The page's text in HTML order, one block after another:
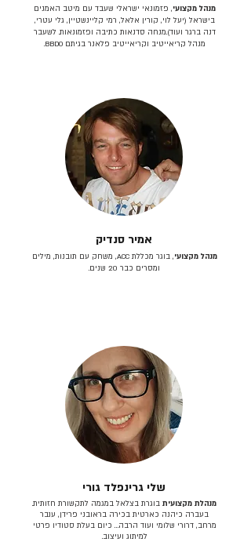
מנהל מקצועי, פזמונאי ישראלי שעבד עם מיטב האמנים
בישראל (יעל לוי, קורין אלאל, רמי קליינשטיין, גלי עטרי,
דנה ברגר ועוד).מנחה סדנאות כתיבה ופזמונאות. לשעבר
מנהל קריאייטיב וקריאייטיב פלאנר בגיתם BBDO.
אמיר סנדיק
מנהל מקצועי
, בוגר מכללת ACC, משחק עם תובנות, מילים
ומסרים כבר 20 שנים.
שלי גרינפלד גורי
מנהלת מקצועית בוגרת בצלאל במגמה לתקשורת חזותית.
בעברה כיהנה כארטית בכירה בראובני פרידן, ענבר
מרחב, דרורי שלומי ועוד הרבה… כיום בעלת סטודיו פרטי
למיתוג ועיצוב.